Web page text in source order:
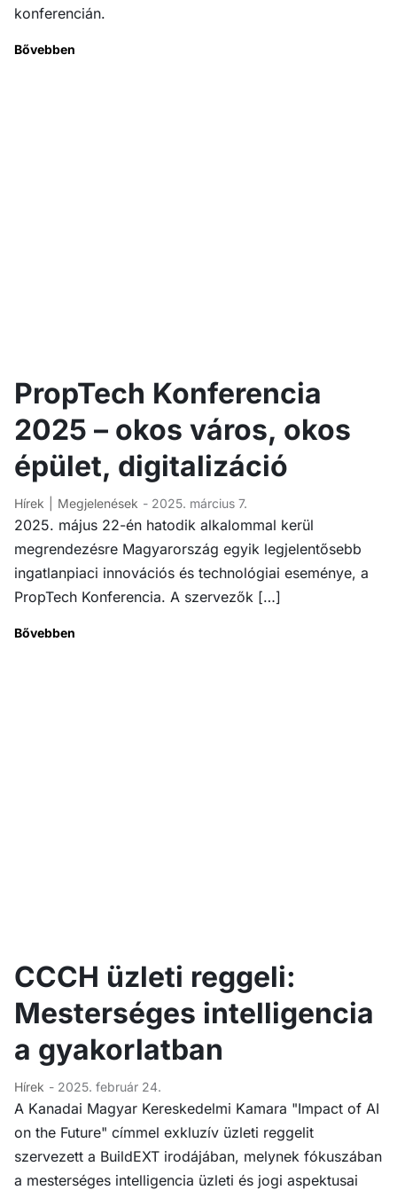
konferencián.
Bővebben
PropTech Konferencia
2025 – okos város, okos
épület, digitalizáció
Hírek Megjelenések - 2025. március 7.
2025. május 22-én hatodik alkalommal kerül
megrendezésre Magyarország egyik legjelentősebb
ingatlanpiaci innovációs és technológiai eseménye, a
PropTech Konferencia. A szervezők […]
Bővebben
CCCH üzleti reggeli:
Mesterséges intelligencia
a gyakorlatban
Hírek - 2025. február 24.
A Kanadai Magyar Kereskedelmi Kamara "Impact of AI
on the Future" címmel exkluzív üzleti reggelit
szervezett a BuildEXT irodájában, melynek fókuszában
a mesterséges intelligencia üzleti és jogi aspektusai